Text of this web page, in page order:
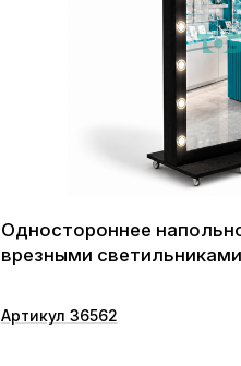
Одностороннее
врезными
Артикул 36562